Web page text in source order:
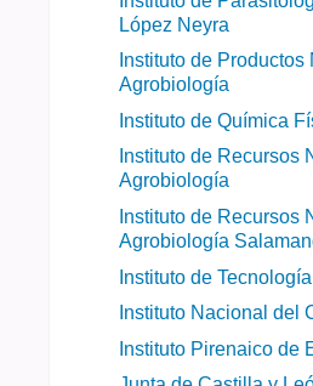
López Neyra
Instituto de Productos
Agrobiología
Instituto de Química
Instituto de Recursos
Agrobiología
Instituto de Recursos
Agrobiología
Instituto de
Instituto Nacional del
Instituto Pirenaico de